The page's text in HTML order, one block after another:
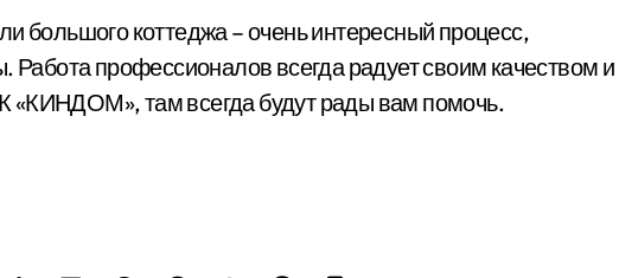
большого коттеджа – очень интересный процесс,
Работа профессионалов всегда радует своим качеством и
там всегда будут рады вам помочь.